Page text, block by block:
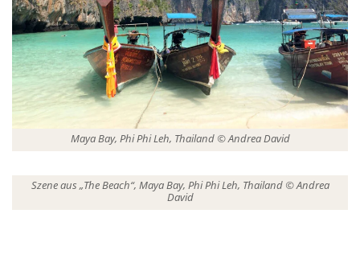
Maya Bay, Phi Phi Leh, Thailand © Andrea David
Szene aus „The Beach“, Maya Bay, Phi Phi Leh, Thailand © Andrea
David